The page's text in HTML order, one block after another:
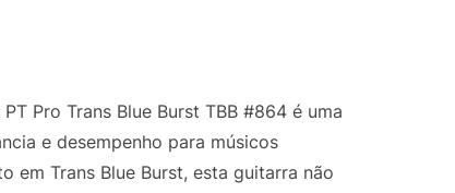
Pro Trans Blue Burst TBB #864 é uma
e desempenho para músicos
em Trans Blue Burst, esta guitarra não